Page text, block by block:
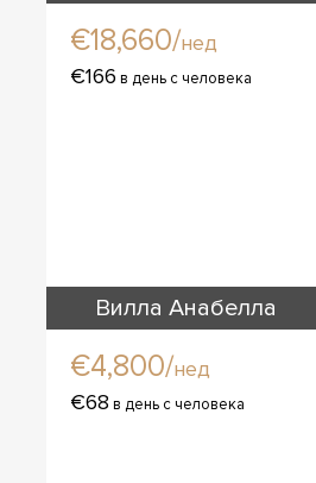
€18,660/нед
€166 в день с человека
Вилла Анабелла
€4,800/нед
€68 в день с человека